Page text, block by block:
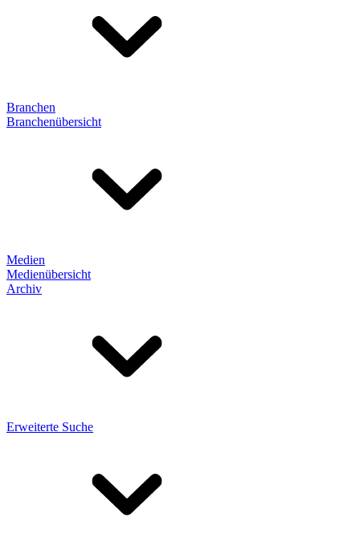
Branchen
Branchenübersicht
Medien
Medienübersicht
Archiv
Erweiterte Suche